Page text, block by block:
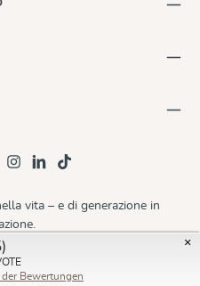
vita – e di generazione in
×
Bewertungen